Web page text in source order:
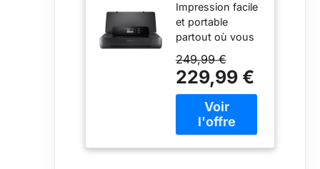
Jets d'encres
Couleur 4800
x 1200 DPI
A4 WiFi
Impression facile
et portable
partout où vous
imprimez
simplement
depuis votre
ordinateur
portable ou vos
249,99 €
229,99 €